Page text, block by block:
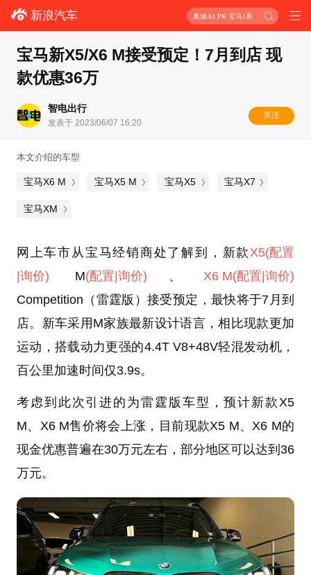
新浪汽车 奥迪A3 PK 宝马1系
宝马新X5/X6 M接受预定！7月到店 现
款优惠36万
智电出行
发表于 2023/06/07 16:20
关注
本文介绍的车型
宝马X6 M 宝马X5 M 宝马X5 宝马X7
宝马XM
网上车市从宝马经销商处了解到，新款 X5(配置
|询价) M(配置|询价) 、 X6 M(配置|询价)
Competition（雷霆版）接受预定，最快将于7月到
店。新车采用M家族最新设计语言，相比现款更加
运动，搭载动力更强的4.4T V8+48V轻混发动机，
百公里加速时间仅3.9s。
考虑到此次引进的为雷霆版车型，预计新款X5
M、X6 M售价将会上涨，目前现款X5 M、X6 M的
现金优惠普遍在30万元左右，部分地区可以达到36
万元。